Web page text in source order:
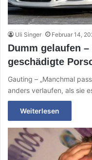
Uli Singer Februar 14,
Dumm gelaufen
geschädigte
Gauting – „Manchmal
anders verlaufen, als sie
Weiterlesen